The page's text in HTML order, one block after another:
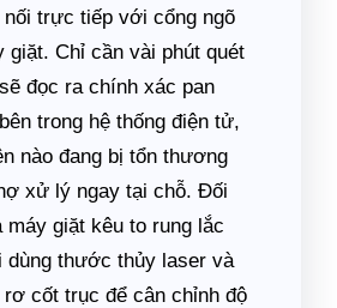
nối trực tiếp với cổng ngõ
giặt. Chỉ cần vài phút quét
đọc ra chính xác pan
trong hệ thống điện tử,
nào đang bị tổn thương
xử lý ngay tại chỗ. Đối
giặt kêu to rung lắc
thước thủy laser và
cốt trục để cân chỉnh độ